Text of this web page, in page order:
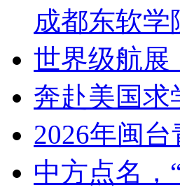
成都东软学
世界级航展
奔赴美国求
2026年闽
中方点名，